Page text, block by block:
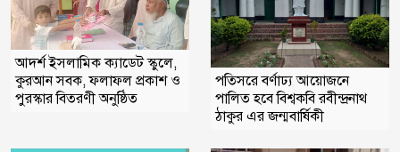
আদর্শ ইসলামিক ক্যাডেট স্কুলে,
কুরআন সবক, ফলাফল প্রকাশ ও
পুরস্কার বিতরণী অনুষ্ঠিত
পতিসরে বর্ণাঢ্য আয়োজনে
পালিত হবে বিশ্বকবি রবীন্দ্রনাথ
ঠাকুর এর জন্মবার্ষিকী ‎